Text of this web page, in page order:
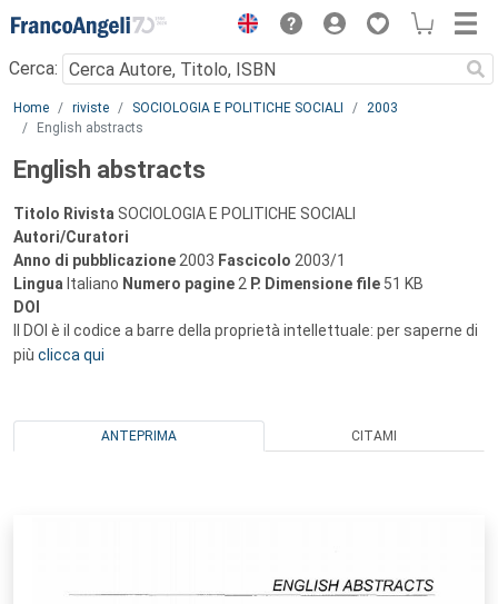
Menu
Cerca:
Main content
Home riviste SOCIOLOGIA E POLITICHE SOCIALI
2003
English abstracts
English abstracts
Titolo Rivista SOCIOLOGIA E POLITICHE SOCIALI
Autori/Curatori
Anno di pubblicazione 2003 Fascicolo 2003/1
Lingua Italiano Numero pagine 2 P. Dimensione file 51 KB
DOI
Il DOI è il codice a barre della proprietà intellettuale: per saperne di
più clicca qui
ANTEPRIMA CITAMI